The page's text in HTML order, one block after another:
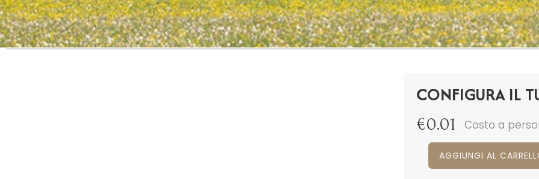
CONFIGURA IL
€0.01 Costo a
AGGIUNGI AL